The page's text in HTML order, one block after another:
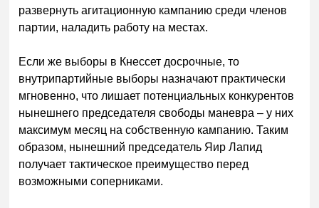
развернуть агитационную кампанию среди членов
партии, наладить работу на местах.
Если же выборы в Кнессет досрочные, то
внутрипартийные выборы назначают практически
мгновенно, что лишает потенциальных конкурентов
нынешнего председателя свободы маневра – у них
максимум месяц на собственную кампанию. Таким
образом, нынешний председатель Яир Лапид
получает тактическое преимущество перед
возможными соперниками.